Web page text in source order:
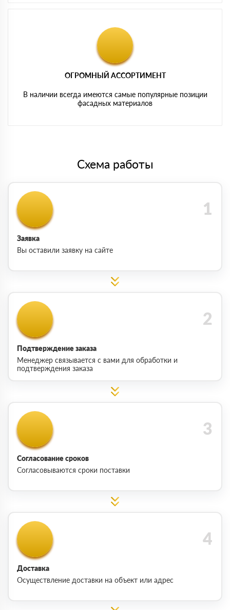
ОГРОМНЫЙ АССОРТИМЕНТ
В наличии всегда имеются самые популярные позиции
фасадных материалов
Схема работы
Заявка
Вы оставили заявку на сайте
Подтверждение заказа
Менеджер связывается с вами для обработки и
подтверждения заказа
Согласование сроков
Согласовываются сроки поставки
Доставка
Осуществление доставки на объект или адрес